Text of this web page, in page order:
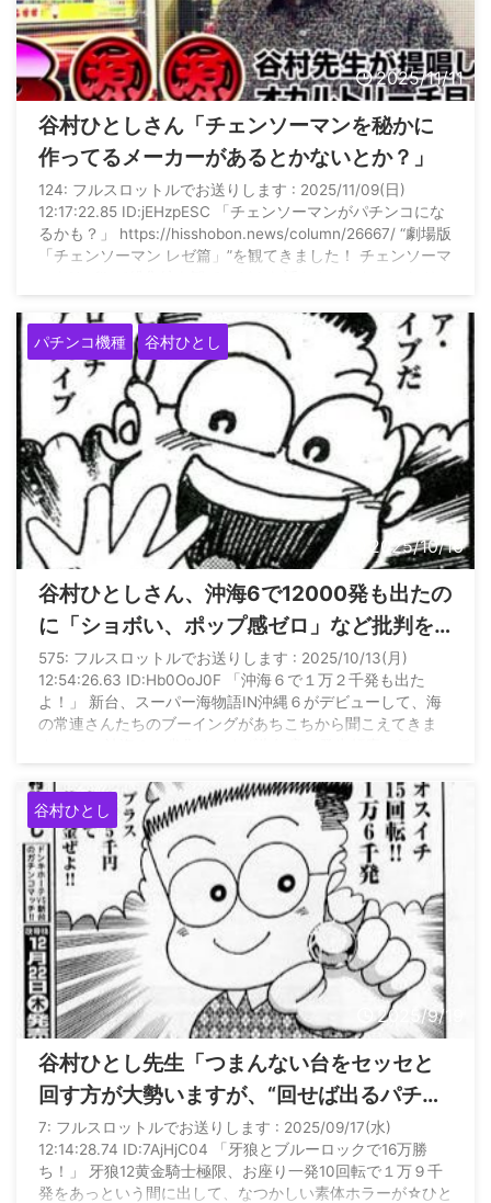
2025/11/11
谷村ひとしさん「チェンソーマンを秘かに
作ってるメーカーがあるとかないとか？」
124: フルスロットルでお送りします : 2025/11/09(日)
12:17:22.85 ID:jEHzpESC 「チェンソーマンがパチンコにな
るかも？」 https://hisshobon.news/column/26667/ “劇場版
「チェンソーマン レゼ篇」”を観てきました！ チェンソーマ
す。まさか少年ジャンプの連載マンガとは知らず、しかも１
時間足らずのショートアニメで映画館が涙に ...
パチンコ機種 谷村ひとし
2025/10/16
谷村ひとしさん、沖海6で12000発も出たの
に「ショボい、ポップ感ゼロ」など批判を
連発してしまうwww
575: フルスロットルでお送りします : 2025/10/13(月)
12:54:26.63 ID:Hb0OoJ0F 「沖海６で１万２千発も出た
よ！」 新台、スーパー海物語IN沖縄６がデビューして、海
の常連さんたちのブーイングがあちこちから聞こえてきま
ヤバイ！ポップ感がゼロです。 海モードと沖縄モードはギ
リ合格です。美ら海の海底はもっともっとサンゴ礁など美し
く、沖縄の海底をいまのCG技術で再現して ...
谷村ひとし
2025/9/19
谷村ひとし先生「つまんない台をセッセと
回す方が大勢いますが、“回せば出るパチン
コ”の時代はとっくに終わっています」
7: フルスロットルでお送りします : 2025/09/17(水)
12:14:28.74 ID:7AjHjC04 「牙狼とブルーロックで16万勝
ち！」 牙狼12黄金騎士極限、お座り一発10回転で１万９千
発をあっという間に出して、なつかしい素体ホラーが☆ひと